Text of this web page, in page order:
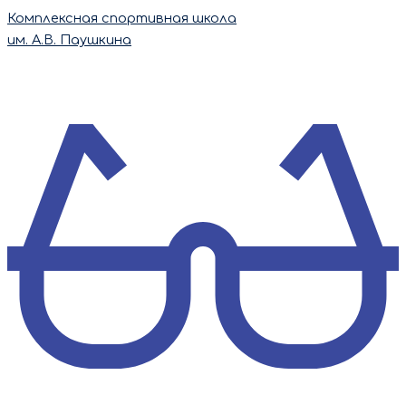
Перейти
Комплексная спортивная школа
им. А.В. Паушкина